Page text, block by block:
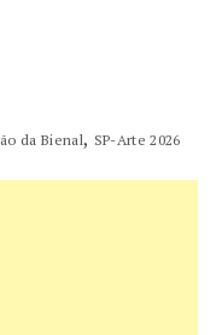
da Bienal, SP-Arte 2026